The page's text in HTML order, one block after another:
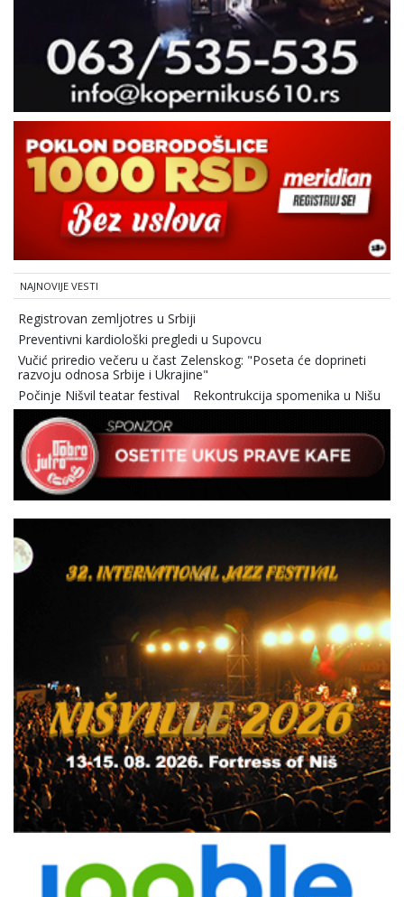
NAJNOVIJE VESTI
Registrovan zemljotres u Srbiji
Preventivni kardiološki pregledi u Supovcu
Vučić priredio večeru u čast Zelenskog: "Poseta će doprineti
razvoju odnosa Srbije i Ukrajine"
Počinje Nišvil teatar festival
Rekontrukcija spomenika u Nišu